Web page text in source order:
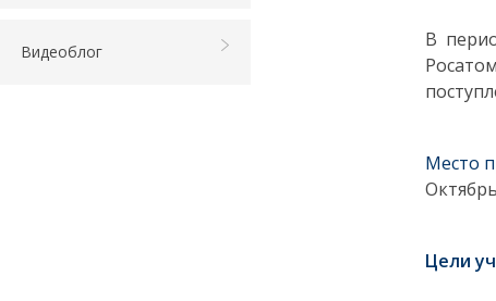
Видеоблог
В
Место
Цели